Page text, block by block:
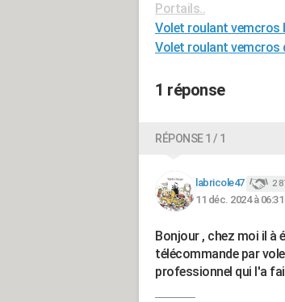
Portails..
Volet roulant vemcros
Volet roulant vemcros
1 réponse
RÉPONSE 1 / 1
labricole47 2
11 déc. 2024 à 06:31
Bonjour , chez moi il à
télécommande par
professionnel qui l'a